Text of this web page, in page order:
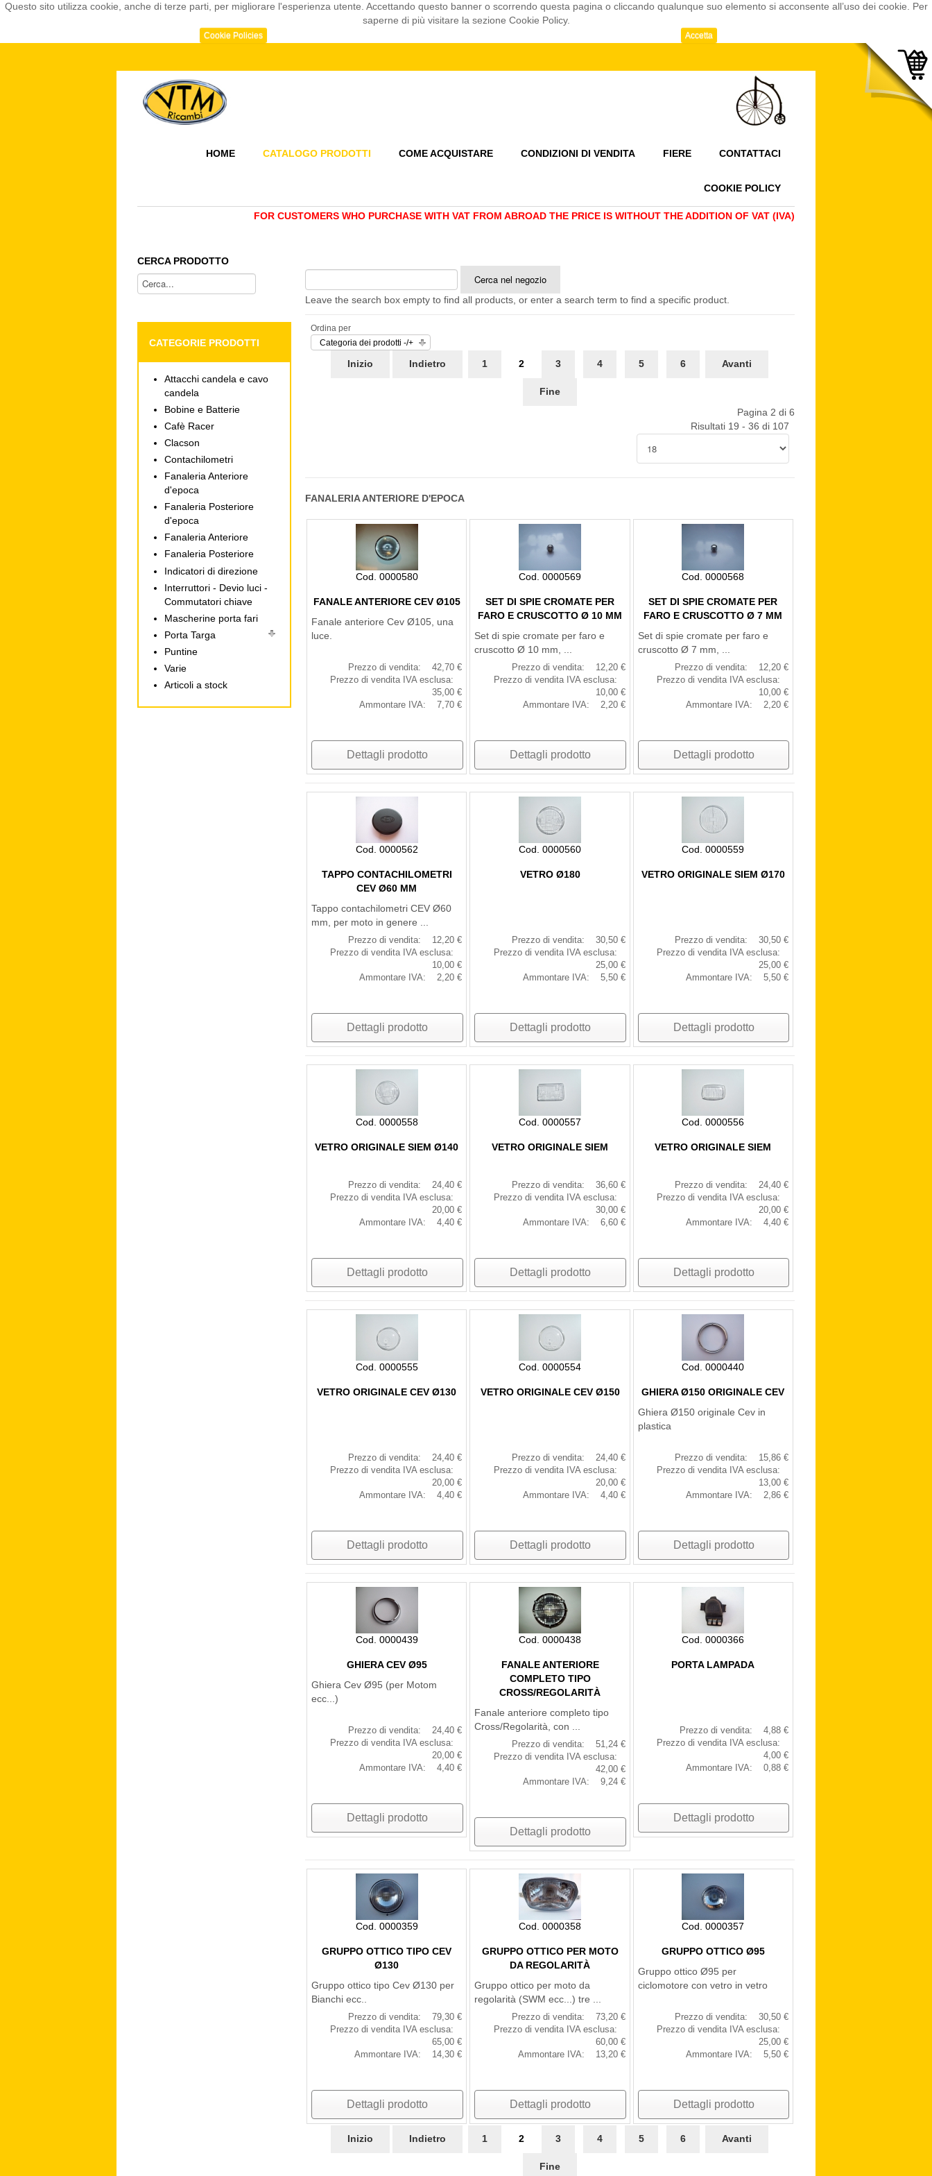
Questo sito utilizza cookie, anche di terze parti, per migliorare l'esperienza utente. Accettando questo banner o scorrendo questa pagina o cliccando qualunque suo elemento si acconsente all’uso dei cookie. Per
saperne di più visitare la sezione Cookie Policy.
Cookie Policies Accetta
HOME CATALOGO PRODOTTI COME ACQUISTARE CONDIZIONI DI VENDITA FIERE CONTATTACI
COOKIE POLICY
FOR CUSTOMERS WHO PURCHASE WITH VAT FROM ABROAD THE PRICE IS WITHOUT THE ADDITION OF VAT (IVA)
Leave the search box empty to find all products, or enter a search term to find a specific product.
Ordina per
Categoria dei prodotti -/+
Inizio Indietro 1 2 3 4 5 6 Avanti
Fine
Pagina 2 di 6
Risultati 19 - 36 di 107
FANALERIA ANTERIORE D'EPOCA
Cod. 0000580
FANALE ANTERIORE CEV Ø105
Fanale anteriore Cev Ø105, una
luce.
Prezzo di vendita:
42,70 €
Prezzo di vendita IVA esclusa:
35,00 €
Ammontare IVA:
7,70 €
Dettagli prodotto
Cod. 0000569
SET DI SPIE CROMATE PER
FARO E CRUSCOTTO Ø 10 MM
Set di spie cromate per faro e
cruscotto Ø 10 mm, ...
Prezzo di vendita:
12,20 €
Prezzo di vendita IVA esclusa:
10,00 €
Ammontare IVA:
2,20 €
Dettagli prodotto
Cod. 0000568
SET DI SPIE CROMATE PER
FARO E CRUSCOTTO Ø 7 MM
Set di spie cromate per faro e
cruscotto Ø 7 mm, ...
Prezzo di vendita:
12,20 €
Prezzo di vendita IVA esclusa:
10,00 €
Ammontare IVA:
2,20 €
Dettagli prodotto
Cod. 0000562
TAPPO CONTACHILOMETRI
CEV Ø60 MM
Tappo contachilometri CEV Ø60
mm, per moto in genere ...
Prezzo di vendita:
12,20 €
Prezzo di vendita IVA esclusa:
10,00 €
Ammontare IVA:
2,20 €
Dettagli prodotto
Cod. 0000560
VETRO Ø180
Prezzo di vendita:
30,50 €
Prezzo di vendita IVA esclusa:
25,00 €
Ammontare IVA:
5,50 €
Dettagli prodotto
Cod. 0000559
VETRO ORIGINALE SIEM Ø170
Prezzo di vendita:
30,50 €
Prezzo di vendita IVA esclusa:
25,00 €
Ammontare IVA:
5,50 €
Dettagli prodotto
Cod. 0000558
VETRO ORIGINALE SIEM Ø140
Prezzo di vendita:
24,40 €
Prezzo di vendita IVA esclusa:
20,00 €
Ammontare IVA:
4,40 €
Dettagli prodotto
Cod. 0000557
VETRO ORIGINALE SIEM
Prezzo di vendita:
36,60 €
Prezzo di vendita IVA esclusa:
30,00 €
Ammontare IVA:
6,60 €
Dettagli prodotto
Cod. 0000556
VETRO ORIGINALE SIEM
Prezzo di vendita:
24,40 €
Prezzo di vendita IVA esclusa:
20,00 €
Ammontare IVA:
4,40 €
Dettagli prodotto
Cod. 0000555
VETRO ORIGINALE CEV Ø130
Prezzo di vendita:
24,40 €
Prezzo di vendita IVA esclusa:
20,00 €
Ammontare IVA:
4,40 €
Dettagli prodotto
Cod. 0000554
VETRO ORIGINALE CEV Ø150
Prezzo di vendita:
24,40 €
Prezzo di vendita IVA esclusa:
20,00 €
Ammontare IVA:
4,40 €
Dettagli prodotto
Cod. 0000440
GHIERA Ø150 ORIGINALE CEV
Ghiera Ø150 originale Cev in
plastica
Prezzo di vendita:
15,86 €
Prezzo di vendita IVA esclusa:
13,00 €
Ammontare IVA:
2,86 €
Dettagli prodotto
Cod. 0000439
GHIERA CEV Ø95
Ghiera Cev Ø95 (per Motom
ecc...)
Prezzo di vendita:
24,40 €
Prezzo di vendita IVA esclusa:
20,00 €
Ammontare IVA:
4,40 €
Dettagli prodotto
Cod. 0000438
FANALE ANTERIORE
COMPLETO TIPO
CROSS/REGOLARITÀ
Fanale anteriore completo tipo
Cross/Regolarità, con ...
Prezzo di vendita:
51,24 €
Prezzo di vendita IVA esclusa:
42,00 €
Ammontare IVA:
9,24 €
Dettagli prodotto
Cod. 0000366
PORTA LAMPADA
Prezzo di vendita:
4,88 €
Prezzo di vendita IVA esclusa:
4,00 €
Ammontare IVA:
0,88 €
Dettagli prodotto
Cod. 0000359
GRUPPO OTTICO TIPO CEV
Ø130
Gruppo ottico tipo Cev Ø130 per
Bianchi ecc..
Prezzo di vendita:
79,30 €
Prezzo di vendita IVA esclusa:
65,00 €
Ammontare IVA:
14,30 €
Dettagli prodotto
Cod. 0000358
GRUPPO OTTICO PER MOTO
DA REGOLARITÀ
Gruppo ottico per moto da
regolarità (SWM ecc...) tre ...
Prezzo di vendita:
73,20 €
Prezzo di vendita IVA esclusa:
60,00 €
Ammontare IVA:
13,20 €
Dettagli prodotto
Cod. 0000357
GRUPPO OTTICO Ø95
Gruppo ottico Ø95 per
ciclomotore con vetro in vetro
Prezzo di vendita:
30,50 €
Prezzo di vendita IVA esclusa:
25,00 €
Ammontare IVA:
5,50 €
Dettagli prodotto
Inizio Indietro 1 2 3 4 5 6 Avanti
Fine
CERCA PRODOTTO
CATEGORIE PRODOTTI
Attacchi candela e cavo
candela
Bobine e Batterie
Cafè Racer
Clacson
Contachilometri
Fanaleria Anteriore
d'epoca
Fanaleria Posteriore
d'epoca
Fanaleria Anteriore
Fanaleria Posteriore
Indicatori di direzione
Interruttori - Devio luci -
Commutatori chiave
Mascherine porta fari
Porta Targa
Puntine
Varie
Articoli a stock